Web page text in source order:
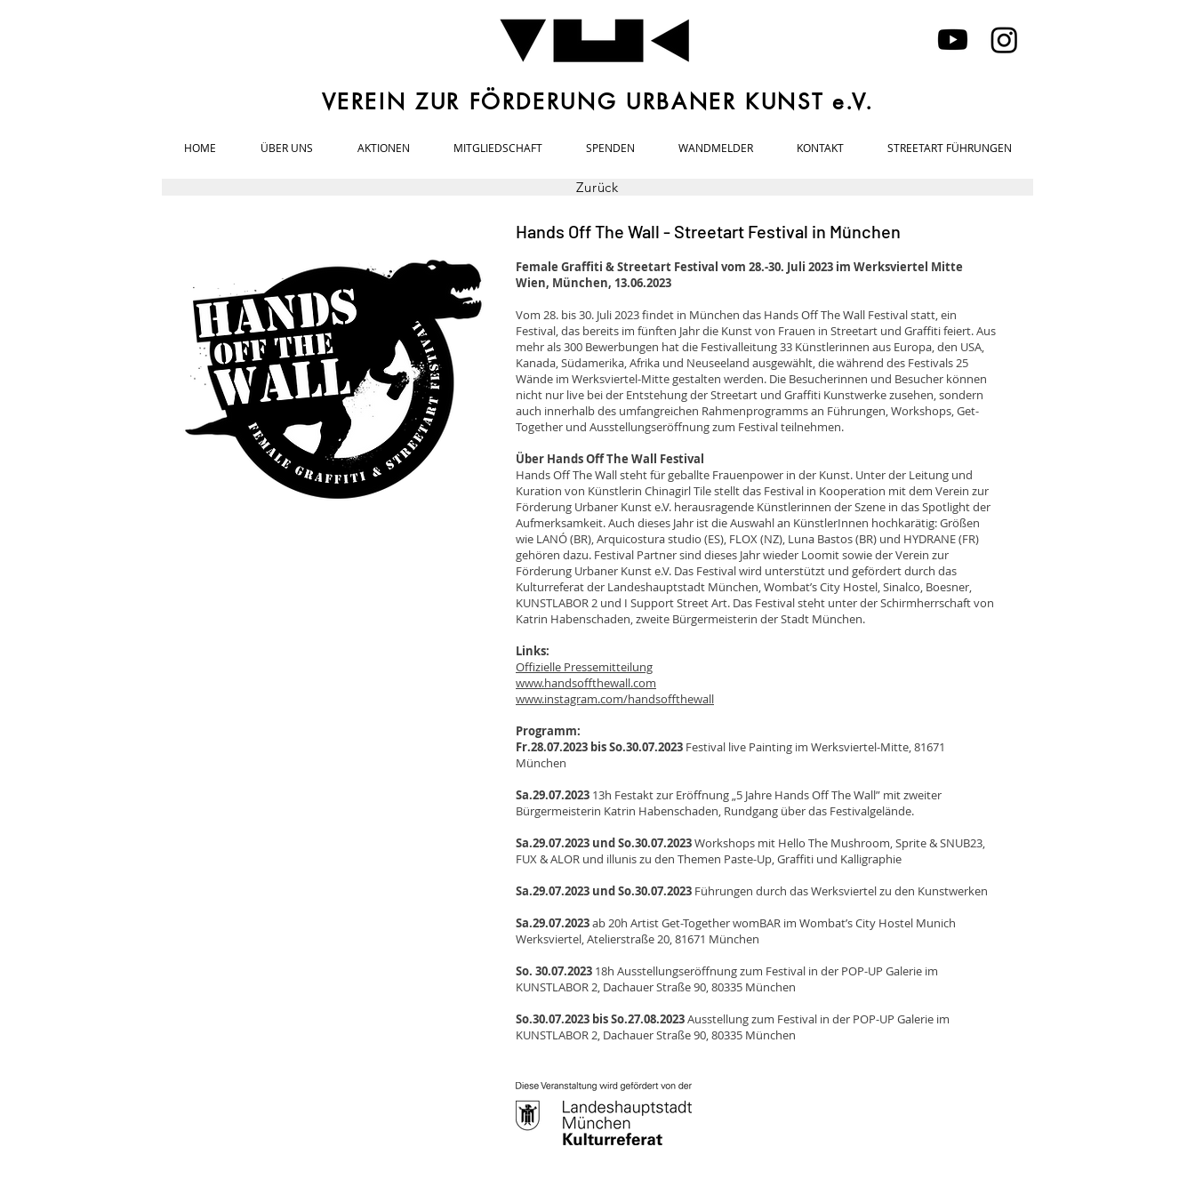
VEREIN ZUR FÖRDERUNG URBANER KUNST e.V.
HOME ÜBER UNS AKTIONEN MITGLIEDSCHAFT SPENDEN WANDMELDER KONTAKT STREETART FÜHRUNGEN
Zurück
Hands Off The Wall - Streetart Festival in München
Female Graffiti & Streetart Festival vom 28.-30. Juli 2023 im Werksviertel Mitte
Wien, München, 13.06.2023
Vom 28. bis 30. Juli 2023 findet in München das Hands Off The Wall Festival statt, ein
Festival, das bereits im fünften Jahr die Kunst von Frauen in Streetart und Graffiti feiert. Aus
mehr als 300 Bewerbungen hat die Festivalleitung 33 Künstlerinnen aus Europa, den USA,
Kanada, Südamerika, Afrika und Neuseeland ausgewählt, die während des Festivals 25
Wände im Werksviertel-Mitte gestalten werden. Die Besucherinnen und Besucher können
nicht nur live bei der Entstehung der Streetart und Graffiti Kunstwerke zusehen, sondern
auch innerhalb des umfangreichen Rahmenprogramms an Führungen, Workshops, Get-
Together und Ausstellungseröffnung zum Festival teilnehmen.
Über Hands Off The Wall Festival
Hands Off The Wall steht für geballte Frauenpower in der Kunst. Unter der Leitung und
Kuration von Künstlerin Chinagirl Tile stellt das Festival in Kooperation mit dem Verein zur
Förderung Urbaner Kunst e.V. herausragende Künstlerinnen der Szene in das Spotlight der
Aufmerksamkeit. Auch dieses Jahr ist die Auswahl an KünstlerInnen hochkarätig: Größen
wie LANÓ (BR), Arquicostura studio (ES), FLOX (NZ), Luna Bastos (BR) und HYDRANE (FR)
gehören dazu. Festival Partner sind dieses Jahr wieder Loomit sowie der Verein zur
Förderung Urbaner Kunst e.V. Das Festival wird unterstützt und gefördert durch das
Kulturreferat der Landeshauptstadt München, Wombat’s City Hostel, Sinalco, Boesner,
KUNSTLABOR 2 und I Support Street Art. Das Festival steht unter der Schirmherrschaft von
Katrin Habenschaden, zweite Bürgermeisterin der Stadt München.
Links:
Offizielle Pressemitteilung
www.handsoffthewall.com
www.instagram.com/handsoffthewall
Programm:
Fr.28.07.2023 bis So.30.07.2023 Festival live Painting im Werksviertel-Mitte, 81671
München
Sa.29.07.2023 13h Festakt zur Eröffnung „5 Jahre Hands Off The Wall” mit zweiter
Bürgermeisterin Katrin Habenschaden, Rundgang über das Festivalgelände.
Sa.29.07.2023 und So.30.07.2023Workshops mit Hello The Mushroom, Sprite & SNUB23,
FUX & ALOR und illunis zu den Themen Paste-Up, Graffiti und Kalligraphie
Sa.29.07.2023 und So.30.07.2023 Führungen durch das Werksviertel zu den Kunstwerken
Sa.29.07.2023ab 20h Artist Get-Together womBAR im Wombat’s City Hostel Munich
Werksviertel, Atelierstraße 20, 81671 München
So. 30.07.2023 18h Ausstellungseröffnung zum Festival in der POP-UP Galerie im
KUNSTLABOR 2, Dachauer Straße 90, 80335 München
So.30.07.2023 bis So.27.08.2023Ausstellung zum Festival in der POP-UP Galerie im
KUNSTLABOR 2, Dachauer Straße 90, 80335 München